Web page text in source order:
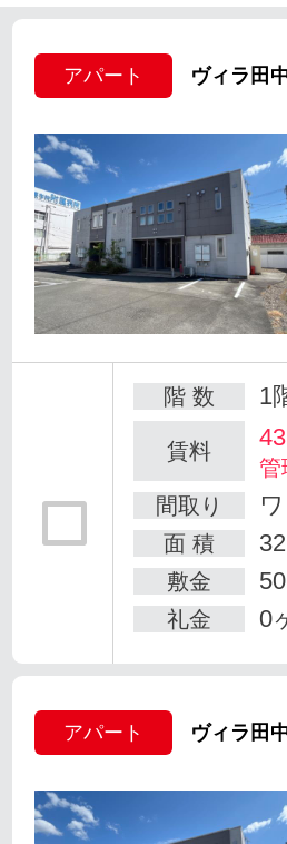
アパート ヴィラ田
階 数 1
賃料
管
間取り
面 積
敷金
礼金 0
アパート ヴィラ田